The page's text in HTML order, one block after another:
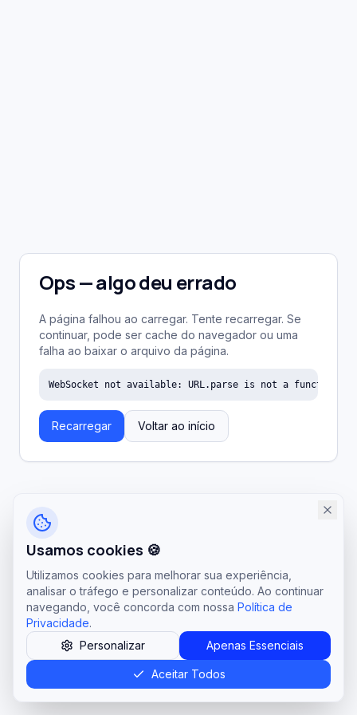
Ops — algo deu errado
A página falhou ao carregar. Tente recarregar. Se
continuar, pode ser cache do navegador ou uma
falha ao baixar o arquivo da página.
WebSocket not available: URL.parse is not a function
Recarregar Voltar ao início
Usamos cookies 🍪
Utilizamos cookies para melhorar sua experiência,
analisar o tráfego e personalizar conteúdo. Ao continuar
navegando, você concorda com nossa Política de
Privacidade.
Personalizar
Apenas Essenciais
Aceitar Todos